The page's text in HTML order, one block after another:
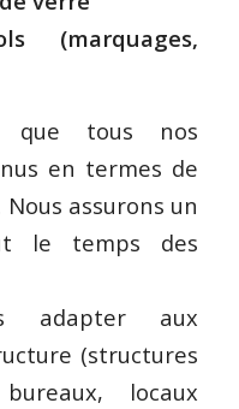
(marquages,
que tous nos
en termes de
assurons un
le temps des
adapter aux
(structures
locaux